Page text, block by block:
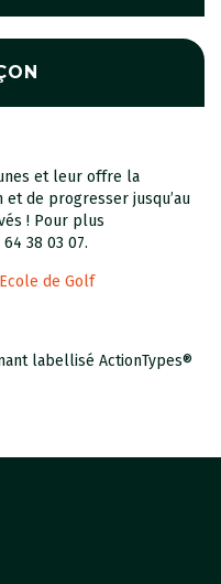
et leur offre la
de progresser jusqu’au
! Pour plus
38 03 07.
de Golf
labellisé ActionTypes®